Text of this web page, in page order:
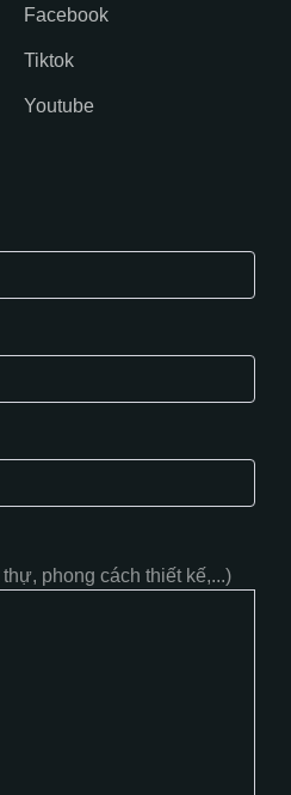
Facebook
Tiktok
Youtube
phong cách thiết kế,...)